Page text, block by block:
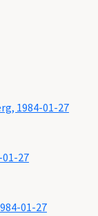
1984-01-27
27
01-27